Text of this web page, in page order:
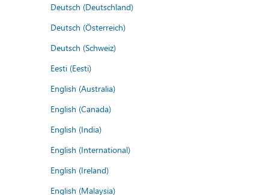
Deutsch (Deutschland)
Deutsch (Österreich)
Deutsch (Schweiz)
Eesti (Eesti)
English (Australia)
English (Canada)
English (India)
English (International)
English (Ireland)
English (Malaysia)